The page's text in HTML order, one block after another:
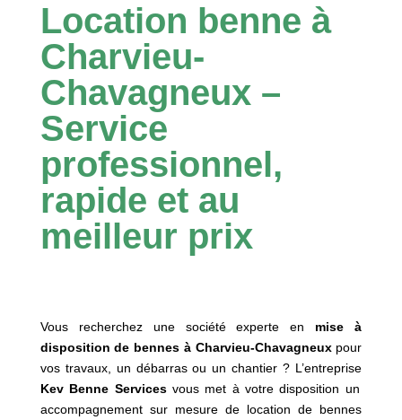
Location benne à
Charvieu-
Chavagneux –
Service
professionnel,
rapide et au
meilleur prix
Vous recherchez une société experte en mise à
disposition de bennes à Charvieu-Chavagneuxpour
vos travaux, un débarras ou un chantier ? L’entreprise
Kev Benne Servicesvous met à votre disposition un
accompagnement sur mesure de location de bennes